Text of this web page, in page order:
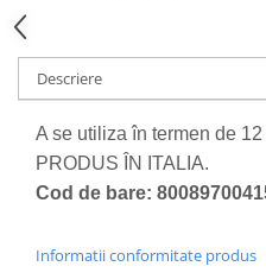
Descriere
A se utiliza în termen de
PRODUS ÎN ITALIA.
Cod de bare:
Informatii conformitate produs